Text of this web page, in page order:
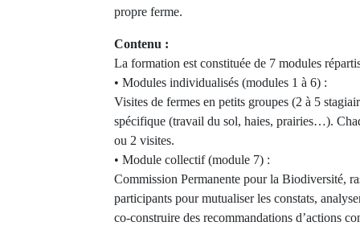
propre ferme.
Contenu :
La formation est constituée de 7 modules
• Modules individualisés (modules 1 à 6) :
Visites de fermes en petits groupes (2 à 5
spécifique (travail du sol, haies, prairies…).
ou 2 visites.
• Module collectif (module 7) :
Commission Permanente pour la Biodiversité,
participants pour mutualiser les constats,
co-construire des recommandations d’actions